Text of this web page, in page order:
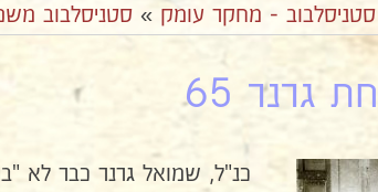
סטניסלבוב - מחקר עומק » סטניסלבוב
גרנר 65
כנ"ל, שמואל גרנר כבר לא